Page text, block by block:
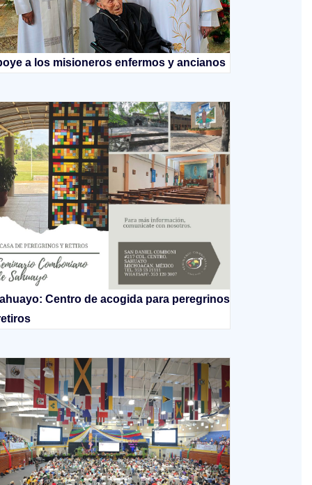
a los misioneros enfermos y ancianos
Centro de acogida para peregrinos